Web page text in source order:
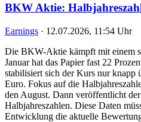
BKW Aktie:
Earnings · 12.07.2026, 11:54 Uhr
Die BKW-Aktie kämpft mit einem
Januar hat das Papier fast 22
stabilisiert sich der Kurs nur knapp
Euro. Fokus auf die
den August. Dann veröffentlicht
Halbjahreszahlen. Diese Daten
Entwicklung die aktuelle